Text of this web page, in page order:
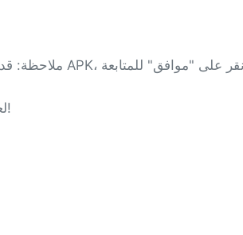
لعبة ماينكرافت المجانية آمنة. شكرًا لثقتكم!